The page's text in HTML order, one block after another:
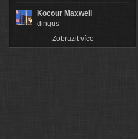
Kocour Maxwell
dingus
Zobrazit více